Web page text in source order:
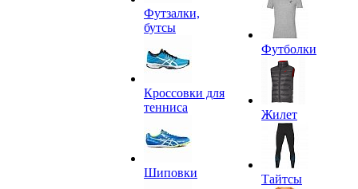
Футзалки,
бутсы
Кроссовки для
тенниса
Шиповки
Футболки
Жилет
Тайтсы